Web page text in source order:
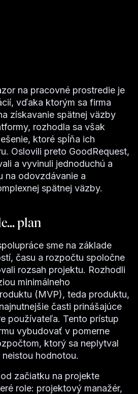
na pracovné prostredie je
vďaka ktorým sa firma
získavanie spätnej väzby
rozhodla sa však
ktoré spĺňa ich
Oslovili preto GoodRequest,
a vyvinuli jednoduchú a
na odovzdávanie a
spätnej väzby.
plan
sme na základe
času a rozpočtu spoločne
rozsah projektu. Rozhodli
minimálneho
(MVP), teda produktu,
časti prinášajúce
používateľa. Tento prístup
vybudovať v pomerne
ktorý sa neplytval
hodnotou.
začiatku na projekte
role: projektový manažér,